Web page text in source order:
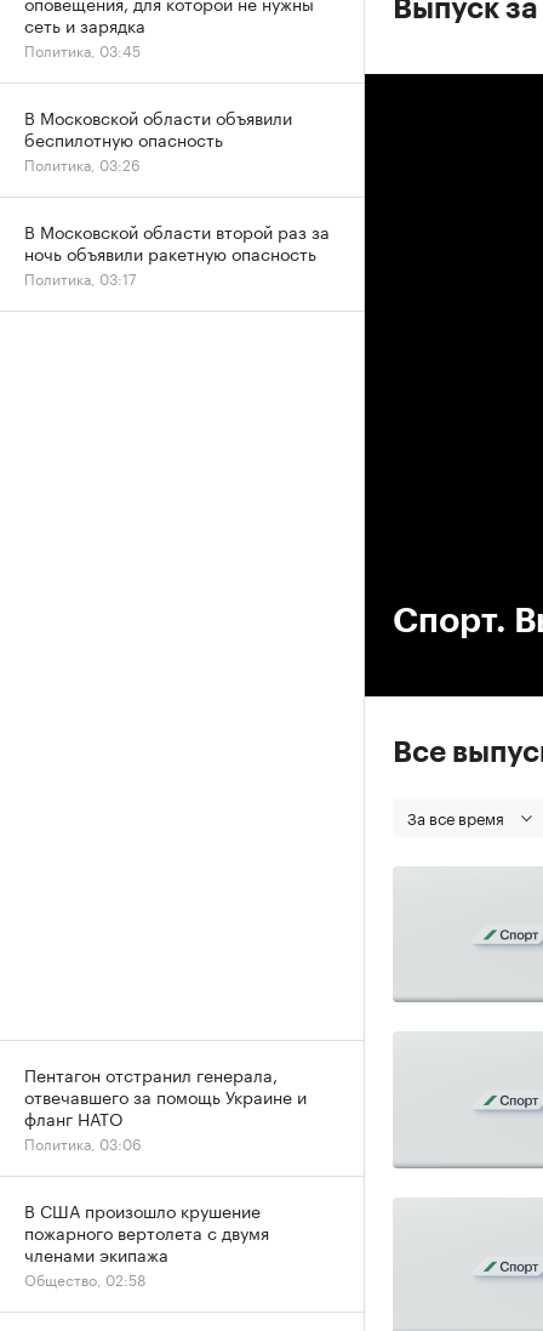
Выпуск
Спорт.
Все
За все время
сеть и зарядка
Политика, 03:45
В Московской области объявили
беспилотную опасность
Политика, 03:26
В Московской области второй раз за
ночь объявили ракетную опасность
Политика, 03:17
Пентагон отстранил генерала,
отвечавшего за помощь Украине и
фланг НАТО
Политика, 03:06
В США произошло крушение
пожарного вертолета с двумя
членами экипажа
Общество, 02:58